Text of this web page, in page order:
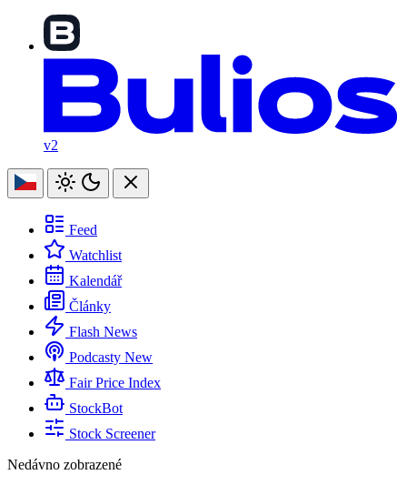
v2
Feed
Watchlist
Kalendář
Články
Flash News
Podcasty New
Fair Price Index
StockBot
Stock Screener
Nedávno zobrazené